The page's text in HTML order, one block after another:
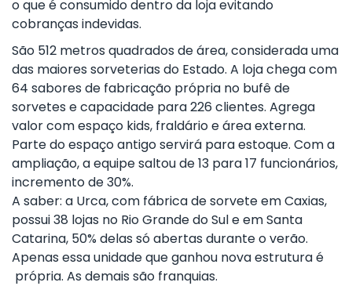
o que é consumido dentro da loja evitando
cobranças indevidas.
São 512 metros quadrados de área, considerada uma
das maiores sorveterias do Estado. A loja chega com
64 sabores de fabricação própria no bufê de
sorvetes e capacidade para 226 clientes. Agrega
valor com espaço kids, fraldário e área externa.
Parte do espaço antigo servirá para estoque. Com a
ampliação, a equipe saltou de 13 para 17 funcionários,
incremento de 30%.
A saber: a Urca, com fábrica de sorvete em Caxias,
possui 38 lojas no Rio Grande do Sul e em Santa
Catarina, 50% delas só abertas durante o verão.
Apenas essa unidade que ganhou nova estrutura é
própria. As demais são franquias.